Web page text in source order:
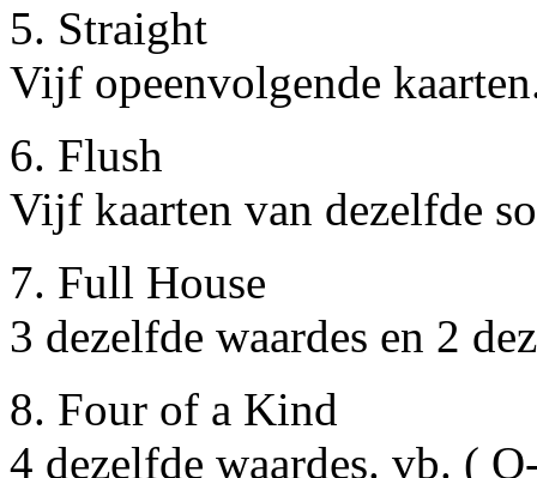
5. Straight
Vijf opeenvolgende
6. Flush
Vijf kaarten van dezelfde
7. Full House
3 dezelfde waardes en 2
8. Four of a Kind
4 dezelfde waardes. vb. (